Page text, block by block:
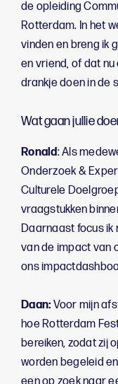
de opleiding
Rotterdam. In het
vinden en breng ik
en vriend, of dat
drankje doen in de
Wat gaan jullie
Ronald: Als
Onderzoek &
Culturele
vraagstukken
Daarnaast focus ik
van de impact van
ons
Daan: Voor mijn
hoe Rotterdam
bereiken, zodat zij
worden begeleid